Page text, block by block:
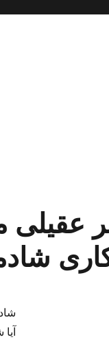
عقیلی